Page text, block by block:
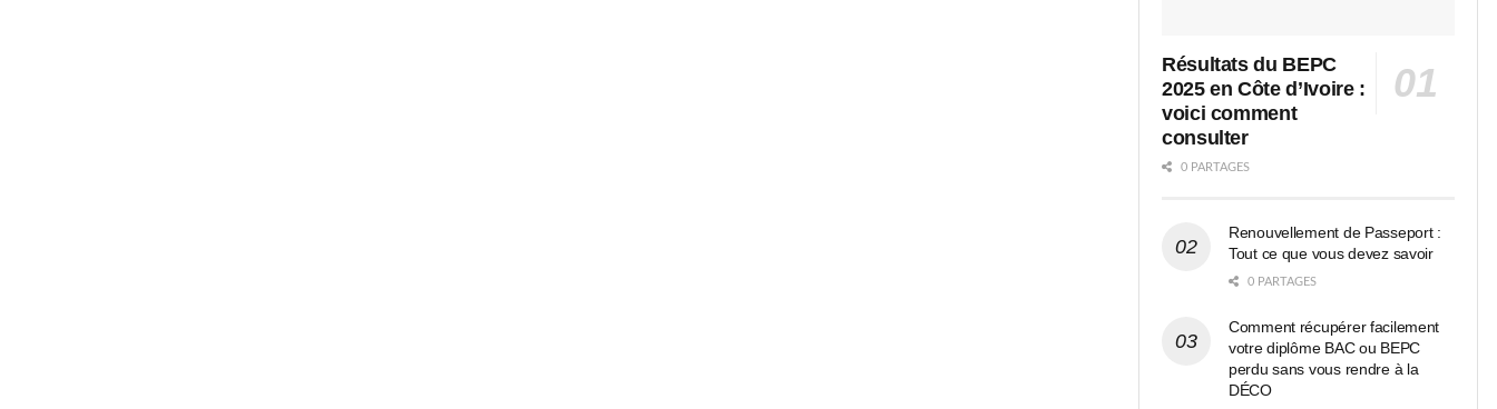
Résultats du BEPC
2025 en Côte d’Ivoire :
voici comment
consulter
0 PARTAGES
Renouvellement de Passeport :
Tout ce que vous devez savoir
0 PARTAGES
Comment récupérer facilement
votre diplôme BAC ou BEPC
perdu sans vous rendre à la
DÉCO